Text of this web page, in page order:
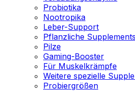
Probiotika
Nootropika
Leber-Support
Pflanzliche Supplements
Pilze
Gaming-Booster
Für Muskelkrämpfe
Weitere spezielle
Probiergrößen